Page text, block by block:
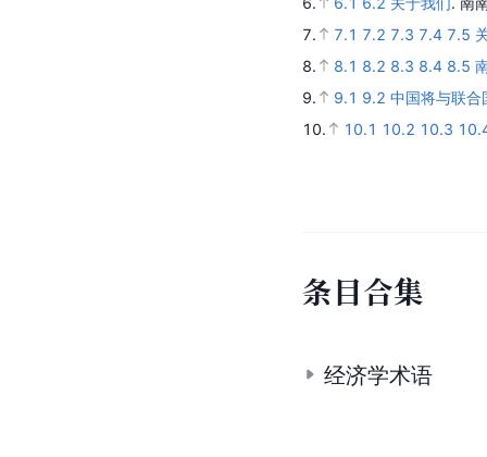
7.
7.1 7.2 7.3 7.4 7.5
8.
8.1 8.2 8.3 8.4 8.5
9.
9.1 9.2 中国将与联合
10.
10.1 10.2 10.3
条目合集
经济学术语